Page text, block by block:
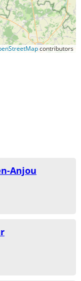
contributors
Anjou